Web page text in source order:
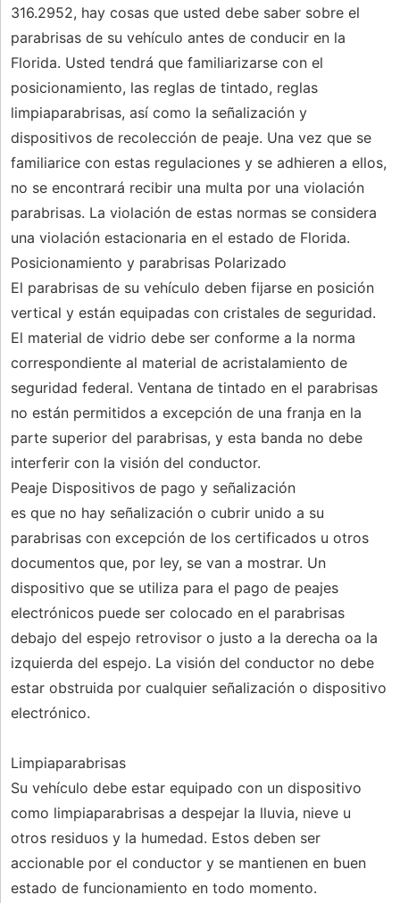
316.2952, hay cosas que usted debe saber sobre el
parabrisas de su vehículo antes de conducir en la
Florida. Usted tendrá que familiarizarse con el
posicionamiento, las reglas de tintado, reglas
limpiaparabrisas, así como la señalización y
dispositivos de recolección de peaje. Una vez que se
familiarice con estas regulaciones y se adhieren a ellos,
no se encontrará recibir una multa por una violación
parabrisas. La violación de estas normas se considera
una violación estacionaria en el estado de Florida.
Posicionamiento y parabrisas Polarizado
El parabrisas de su vehículo deben fijarse en posición
vertical y están equipadas con cristales de seguridad.
El material de vidrio debe ser conforme a la norma
correspondiente al material de acristalamiento de
seguridad federal. Ventana de tintado en el parabrisas
no están permitidos a excepción de una franja en la
parte superior del parabrisas, y esta banda no debe
interferir con la visión del conductor.
Peaje Dispositivos de pago y señalización
es que no hay señalización o cubrir unido a su
parabrisas con excepción de los certificados u otros
documentos que, por ley, se van a mostrar. Un
dispositivo que se utiliza para el pago de peajes
electrónicos puede ser colocado en el parabrisas
debajo del espejo retrovisor o justo a la derecha oa la
izquierda del espejo. La visión del conductor no debe
estar obstruida por cualquier señalización o dispositivo
electrónico.
Limpiaparabrisas
Su vehículo debe estar equipado con un dispositivo
como limpiaparabrisas a despejar la lluvia, nieve u
otros residuos y la humedad. Estos deben ser
accionable por el conductor y se mantienen en buen
estado de funcionamiento en todo momento.